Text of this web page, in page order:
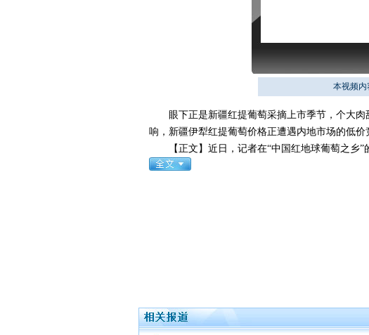
本视频内
眼下正是新疆红提葡萄采摘上市季节，个大肉
响，新疆伊犁红提葡萄价格正遭遇内地市场的低价
【正文】近日，记者在“中国红地球葡萄之乡”